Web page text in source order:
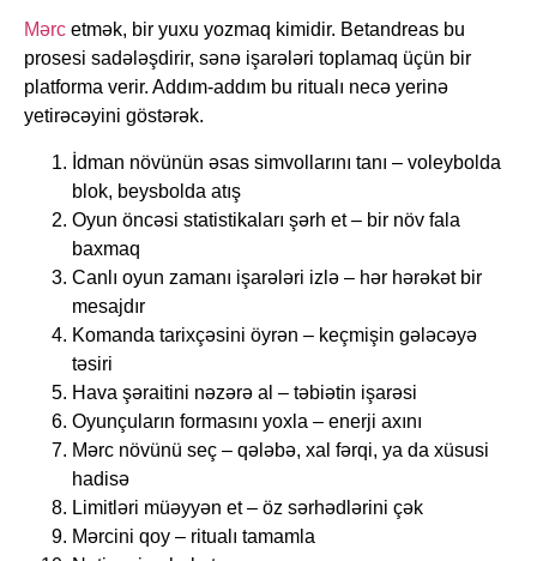
Mərc etmək, bir yuxu yozmaq kimidir. Betandreas bu
prosesi sadələşdirir, sənə işarələri toplamaq üçün bir
platforma verir. Addım-addım bu ritualı necə yerinə
yetirəcəyini göstərək.
İdman növünün əsas simvollarını tanı – voleybolda
blok, beysbolda atış
Oyun öncəsi statistikaları şərh et – bir növ fala
baxmaq
Canlı oyun zamanı işarələri izlə – hər hərəkət bir
mesajdır
Komanda tarixçəsini öyrən – keçmişin gələcəyə
təsiri
Hava şəraitini nəzərə al – təbiətin işarəsi
Oyunçuların formasını yoxla – enerji axını
Mərc növünü seç – qələbə, xal fərqi, ya da xüsusi
hadisə
Limitləri müəyyən et – öz sərhədlərini çək
Mərcini qoy – ritualı tamamla